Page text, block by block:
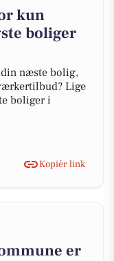
kun
boliger
næste bolig,
Lige
boliger i
Kopiér link
er